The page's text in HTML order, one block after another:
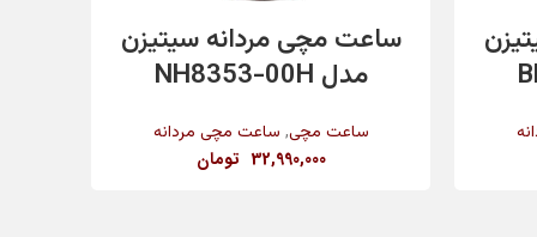
افزودن به سبد خرید
ساعت مچی مردانه سیتیزن
مدل NH8353-00H
ساعت مچی, ساعت مچی مردانه
32,990,000 تومان